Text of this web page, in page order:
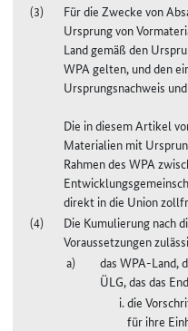
Für die Zwecke von
Ursprung von
Land gemäß den
WPA gelten, und den
Ursprungsnachweis
Die in diesem Artikel
Materialien mit
Rahmen des WPA
direkt in die Union
Die Kumulierung nach
Voraussetzungen
das WPA-Land,
ÜLG, das das
die
für ihre